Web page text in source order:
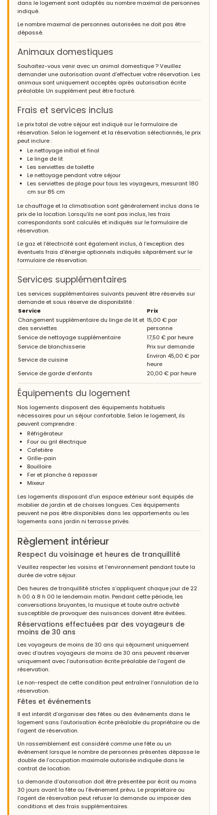
dans le logement sont adaptés au nombre maximal de personnes
indiqué.
Le nombre maximal de personnes autorisées ne doit pas être
dépassé.
Animaux domestiques
Souhaitez-vous venir avec un animal domestique ? Veuillez
demander une autorisation avant d’effectuer votre réservation. Les
animaux sont uniquement acceptés après autorisation écrite
préalable. Un supplément peut être facturé.
Frais et services inclus
Le prix total de votre séjour est indiqué sur le formulaire de
réservation. Selon le logement et la réservation sélectionnés, le prix
peut inclure :
Le nettoyage initial et final
Le linge de lit
Les serviettes de toilette
Le nettoyage pendant votre séjour
Les serviettes de plage pour tous les voyageurs, mesurant 180
cm sur 85 cm
Le chauffage et la climatisation sont généralement inclus dans le
prix de la location. Lorsqu’ils ne sont pas inclus, les frais
correspondants sont calculés et indiqués sur le formulaire de
réservation.
Le gaz et l’électricité sont également inclus, à l’exception des
éventuels frais d’énergie optionnels indiqués séparément sur le
formulaire de réservation.
Services supplémentaires
Les services supplémentaires suivants peuvent être réservés sur
demande et sous réserve de disponibilité :
Service
Prix
Changement supplémentaire du linge de lit et
des serviettes
15,00 € par
personne
Service de nettoyage supplémentaire
17,50 € par heure
Service de blanchisserie
Prix sur demande
Service de cuisine
Environ 45,00 € par
heure
Service de garde d’enfants
20,00 € par heure
Équipements du logement
Nos logements disposent des équipements habituels
nécessaires pour un séjour confortable. Selon le logement, ils
peuvent comprendre :
Réfrigérateur
Four ou gril électrique
Cafetière
Grille-pain
Bouilloire
Fer et planche à repasser
Mixeur
Les logements disposant d’un espace extérieur sont équipés de
mobilier de jardin et de chaises longues. Ces équipements
peuvent ne pas être disponibles dans les appartements ou les
logements sans jardin ni terrasse privés.
Règlement intérieur
Respect du voisinage et heures de tranquillité
Veuillez respecter les voisins et l’environnement pendant toute la
durée de votre séjour.
Des heures de tranquillité strictes s’appliquent chaque jour de 22
h 00 à 8 h 00 le lendemain matin. Pendant cette période, les
conversations bruyantes, la musique et toute autre activité
susceptible de provoquer des nuisances doivent être évitées.
Réservations effectuées par des voyageurs de
moins de 30 ans
Les voyageurs de moins de 30 ans qui séjournent uniquement
avec d’autres voyageurs de moins de 30 ans peuvent réserver
uniquement avec l’autorisation écrite préalable de l’agent de
réservation.
Le non-respect de cette condition peut entraîner l’annulation de la
réservation.
Fêtes et événements
Il est interdit d’organiser des fêtes ou des événements dans le
logement sans l’autorisation écrite préalable du propriétaire ou de
l’agent de réservation.
Un rassemblement est considéré comme une fête ou un
événement lorsque le nombre de personnes présentes dépasse le
double de l’occupation maximale autorisée indiquée dans le
contrat de location.
La demande d’autorisation doit être présentée par écrit au moins
30 jours avant la fête ou l’événement prévu. Le propriétaire ou
l’agent de réservation peut refuser la demande ou imposer des
conditions et des frais supplémentaires.